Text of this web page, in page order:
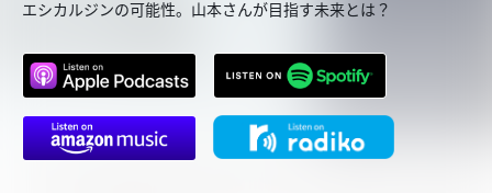
エシカルジンの可能性。山本さんが目指す未来とは？